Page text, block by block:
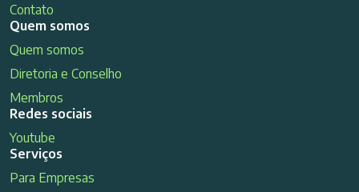
Contato
Quem somos
Quem somos
Diretoria e Conselho
Membros
Redes sociais
Youtube
Serviços
Para Empresas